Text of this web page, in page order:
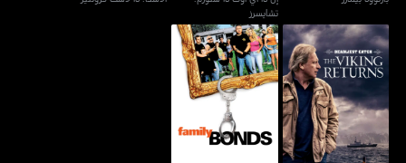
تشايسرز
ديدليست كاتش: ذا فيكنج
ريتيرنز
فاملي بوندز